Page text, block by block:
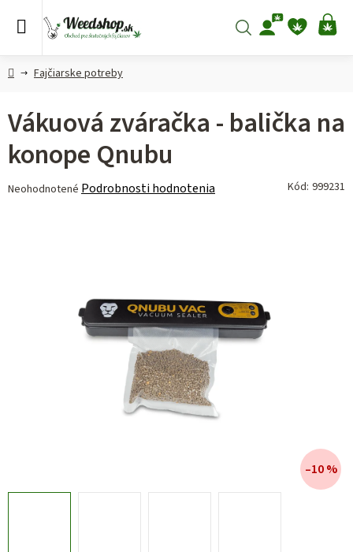
Hľadať
DomovFajčiarske potreby
Vákuová zváračka - balička na
konope Qnubu
Priemerné
Neohodnotené Podrobnosti hodnotenia Kód: 999231
–10 %